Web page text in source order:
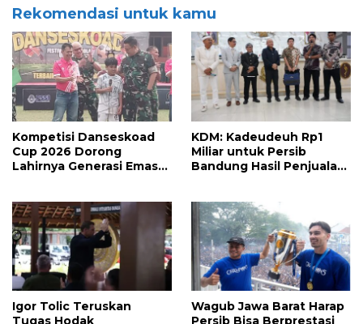
Rekomendasi untuk kamu
Kompetisi Danseskoad
Cup 2026 Dorong
Lahirnya Generasi Emas
KDM: Kadeudeuh Rp1
Miliar untuk Persib
Bandung Hasil Penjualan
Igor Tolic Teruskan
Wagub Jawa Barat Harap